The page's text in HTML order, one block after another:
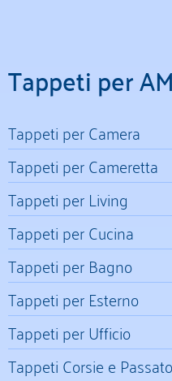
Tappeti per
Tappeti per Camera
Tappeti per Cameretta
Tappeti per Living
Tappeti per Cucina
Tappeti per Bagno
Tappeti per Esterno
Tappeti per Ufficio
Tappeti Corsie e